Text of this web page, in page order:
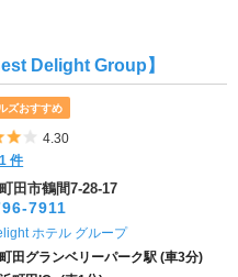
Delight Group】
ズおすすめ
5つ星のうち4
4.30
1 件
田市鶴間7-28-17
7911
ホテル グループ
田グランベリーパーク駅 (車3分)